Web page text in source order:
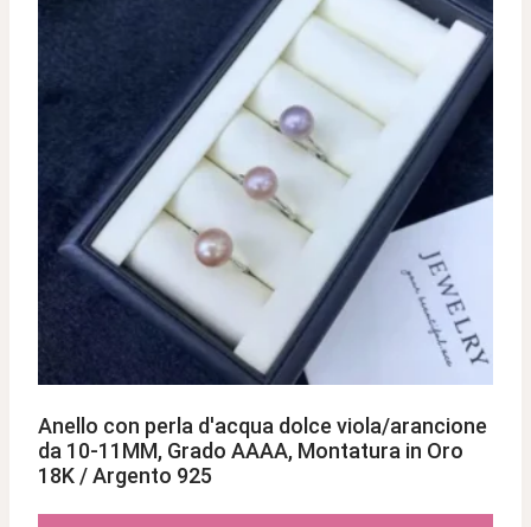
Anello con perla d'acqua dolce viola/arancione
da 10-11MM, Grado AAAA, Montatura in Oro
18K / Argento 925